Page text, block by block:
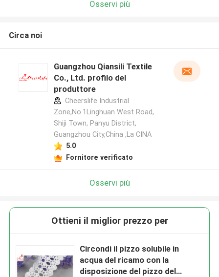
Osservi più
Circa noi
Guangzhou Qiansili Textile
Co., Ltd. profilo del
produttore
Cheerslife Industrial
Zone,No.1Linghuan West Road,
Shiji Town, Panyu District,
Guangzhou City,China ,La CINA
5.0
Fornitore verificato
Osservi più
Ottieni il miglior prezzo per
Circondi il pizzo solubile in
acqua del ricamo con la
disposizione del pizzo del